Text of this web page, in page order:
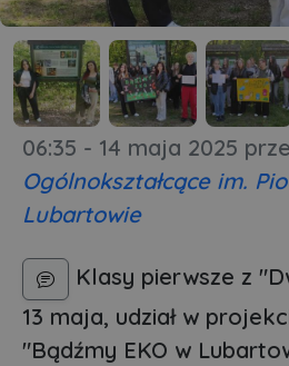
06:35 - 14 maja 2025
Ogólnokształcące im.
Lubartowie
Klasy pierwsze z
13 maja, udział w
"Bądźmy EKO w